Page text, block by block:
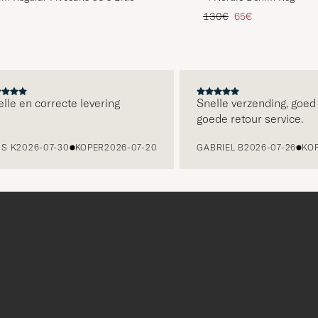
prijs
Reguliere prijs
130€ Verlaagd prijs
65€
en correcte levering
2026-07-30 KOPER2026-07-20
Snelle verzending, goed
goede retour service.
GABRIEL B2026-07-26 KOPER